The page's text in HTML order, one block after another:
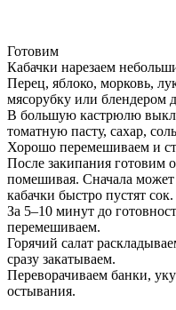
Готовим
Кабачки нарезаем
Перец, яблоко, морковь,
мясорубку или блендером
В большую кастрюлю
томатную пасту, сахар,
Хорошо перемешиваем и
После закипания готовим
помешивая. Сначала может
кабачки быстро пустят сок.
За 5–10 минут до
перемешиваем.
Горячий салат
сразу закатываем.
Переворачиваем банки,
остывания.